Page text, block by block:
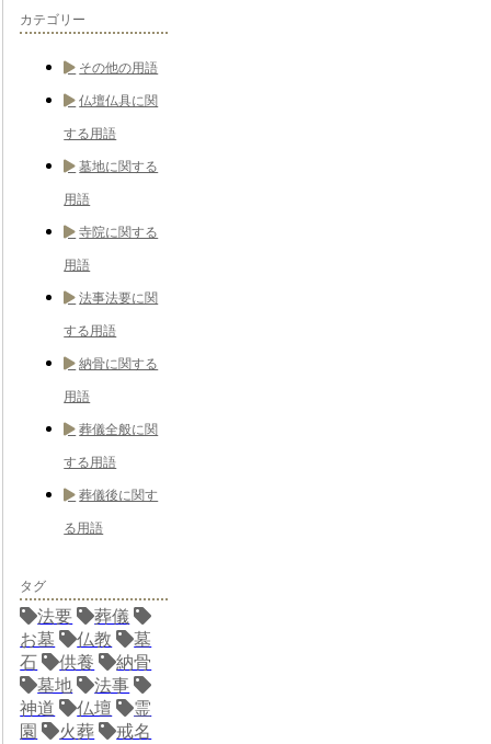
カテゴリー
その他の用語
仏壇仏具に関
する用語
墓地に関する
用語
寺院に関する
用語
法事法要に関
する用語
納骨に関する
用語
葬儀全般に関
する用語
葬儀後に関す
る用語
タグ
法要
葬儀
お墓
仏教
墓
石
供養
納骨
墓地
法事
神道
仏壇
霊
園
火葬
戒名